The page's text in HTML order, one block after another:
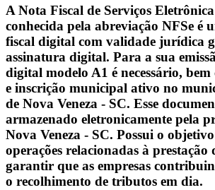
A Nota Fiscal de Serviços
conhecida pela abreviação NFSe é
fiscal digital com validade jurídica
assinatura digital. Para a sua
digital modelo A1 é necessário,
e inscrição municipal ativo no
de Nova Veneza - SC. Esse
armazenado eletronicamente pela
Nova Veneza - SC. Possui o
operações relacionadas à prestação
garantir que as empresas
o recolhimento de tributos em dia.